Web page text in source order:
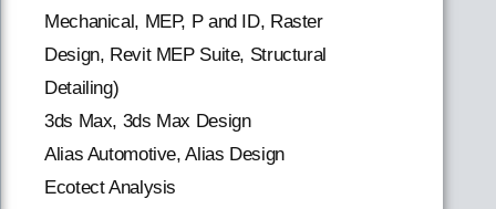
Mechanical, MEP, P and ID, Raster
Design, Revit MEP Suite, Structural
Detailing)
3ds Max, 3ds Max Design
Alias Automotive, Alias Design
Ecotect Analysis